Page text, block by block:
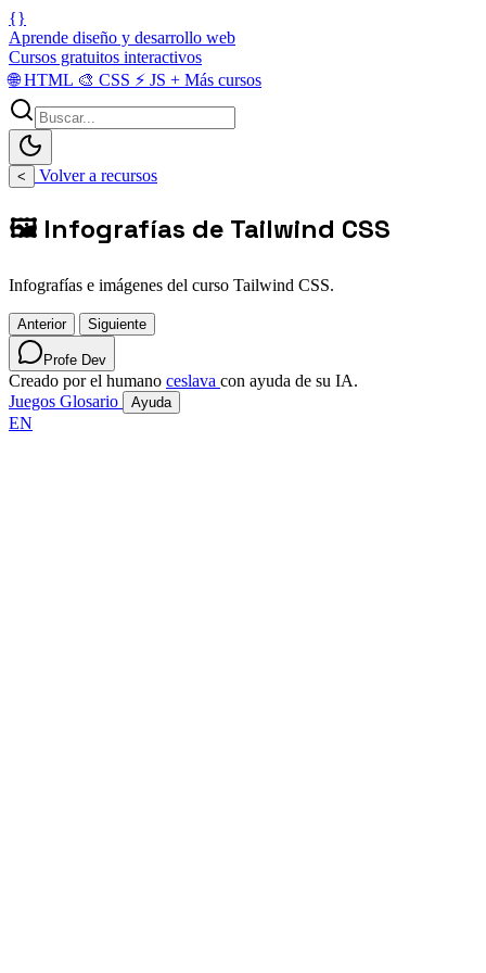
{}
Aprende diseño y desarrollo web
Cursos gratuitos interactivos
🌐HTML 🎨 CSS ⚡ JS + Más cursos
< Volver a recursos
🖼️ Infografías de Tailwind CSS
Infografías e imágenes del curso Tailwind CSS.
Anterior Siguiente
Profe Dev
Creado por el humano ceslava con ayuda de su IA.
Juegos Glosario Ayuda
EN